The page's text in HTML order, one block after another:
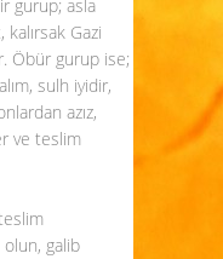
gurup; asla
Gazi
Öbür gurup ise;
sulh iyidir,
azız,
ve teslim
olun, galib